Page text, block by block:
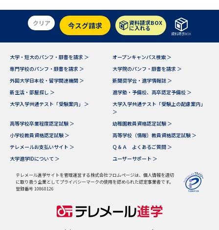
集
データサイエンス特集 奨学金・特待生制度特集
デジタルパンフレット 進路の３択
新学年スタート号特集ページ
（高3生用）
新学年スタート号特集ページ
（高2生用）
オープンキャンパスなどを調べる
オープンキャンパス検索 実施プログラムから探す
来場型・Web型イベント特集
クリア 今スグ請求 資料請求BOX
に入れる
資料請求BOX
大学・短大のパンフ・願書を請求 ＞
オープンキャンパス検索 ＞
専門学校のパンフ・願書を請求 ＞
大学院のパンフ・願書を請求 ＞
外国大学日本校・留学関連機関 ＞
新聞奨学会・進学情報誌 ＞
新生活・部屋探し ＞
進学塾・予備校、高卒認定予備校 ＞
大学入学共通テスト「受験案内」 ＞
大学入学共通テスト「受験上の配慮案内」
＞
高等学校卒業程度認定試験 ＞
幼稚園教員資格認定試験 ＞
小学校教員資格認定試験 ＞
高等学校（情報）教員資格認定試験 ＞
テレメールお支払いサイト ＞
Ｑ＆Ａ よくあるご質問 ＞
大学進学IDについて ＞
ユーザーサポート ＞
テレメール進学サイトを管理運営する株式会社フロムページは、個人情報を適切
に取り扱う企業としてプライバシーマークの使用を認められた認定事業者です。
登録番号 10860126